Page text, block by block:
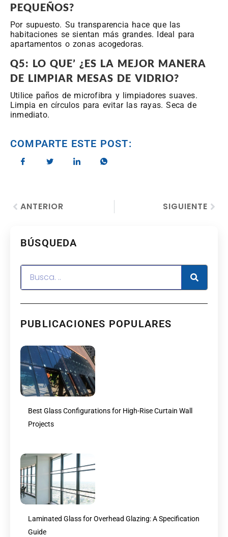
PEQUEÑOS?
Por supuesto. Su transparencia hace que las
habitaciones se sientan más grandes. Ideal para
apartamentos o zonas acogedoras.
Q5: LO QUE’ ¿ES LA MEJOR MANERA
DE LIMPIAR MESAS DE VIDRIO?
Utilice paños de microfibra y limpiadores suaves.
Limpia en círculos para evitar las rayas. Seca de
inmediato.
COMPARTE ESTE POST:
ANTERIOR SIGUIENTE
BÚSQUEDA
PUBLICACIONES POPULARES
Best Glass Configurations for High-Rise Curtain Wall
Projects
Laminated Glass for Overhead Glazing: A Specification
Guide